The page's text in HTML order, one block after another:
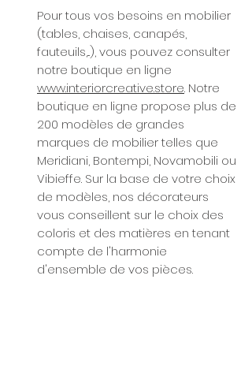
Pour tous vos besoins en mobilier
(tables, chaises, canapés,
fauteuils,...), vous pouvez consulter
notre boutique en ligne
www.interiorcreative.store. Notre
boutique en ligne propose plus de
200 modèles de grandes
marques de mobilier telles que
Meridiani, Bontempi, Novamobili ou
Vibieffe. Sur la base de votre choix
de modèles, nos décorateurs
vous conseillent sur le choix des
coloris et des matières en tenant
compte de l'harmonie
d'ensemble de vos pièces.